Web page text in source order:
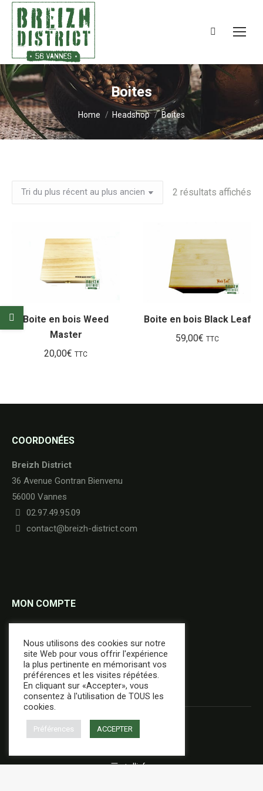
Search:
Boites
You are here:
Home Headshop Boites
2 résultats affichés
Boite en bois Weed
Master
20,00€ TTC
Boite en bois Black Leaf
59,00€ TTC
COORDONÉES
Breizh District
36 Avenue Gontran Bienvenu
56000 Vannes
02.97.49.95.09
contact@breizh-district.com
MON COMPTE
Adresses
Détails du compte
+ d'infos
Nous utilisons des cookies sur notre
site Web pour vous offrir l'expérience
la plus pertinente en mémorisant vos
préférences et les visites répétées.
En cliquant sur «Accepter», vous
consentez à l'utilisation de TOUS les
cookies.
Préférences ACCEPTER